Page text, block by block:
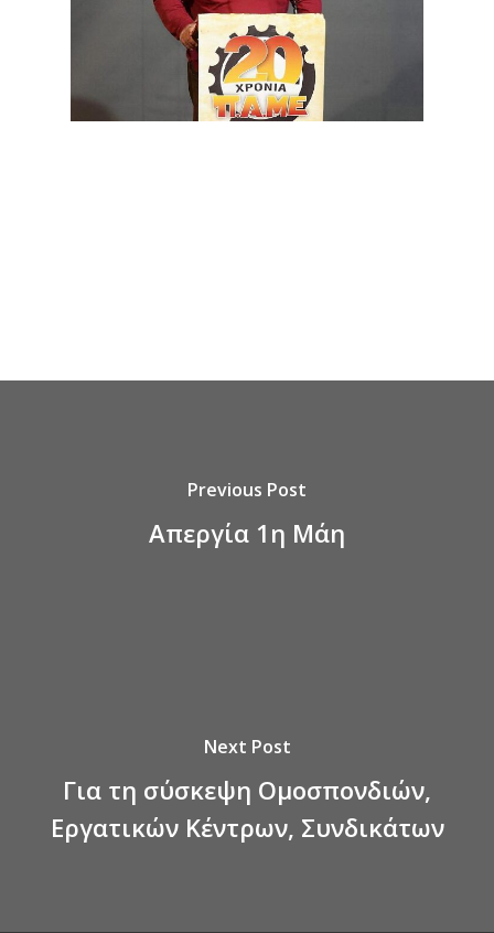
Previous Post
Απεργία 1η Μάη
Next Post
Για τη σύσκεψη Ομοσπονδιών,
Εργατικών Κέντρων, Συνδικάτων